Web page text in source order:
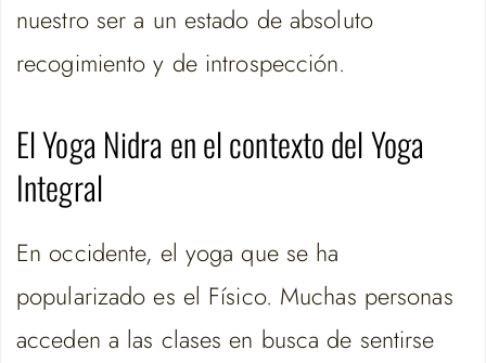
nuestro ser a un estado de absoluto
recogimiento y de introspección.
El Yoga Nidra en el contexto del Yoga
Integral
En occidente, el yoga que se ha
popularizado es el Físico. Muchas personas
acceden a las clases en busca de sentirse